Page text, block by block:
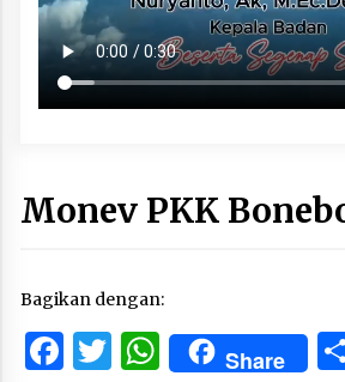
Monev PKK
Bagikan dengan:
Facebook
Twitter
WhatsApp
Share